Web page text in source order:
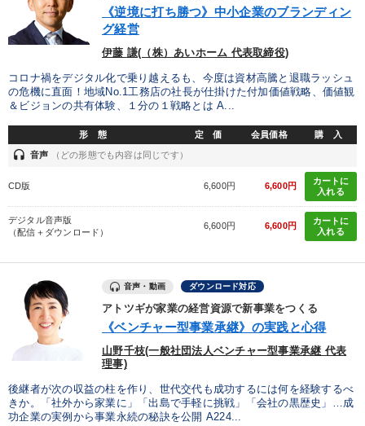
《逆境に打ち勝つ》中小企業のブランディン
グ経営
伊藤 謙(（株）あいホーム 代表取締役)
コロナ禍をデジタル化で乗り越えるも、今度は資材高騰と退職ラッシュ
の危機に直面！地域No.1工務店の社長が仕掛けた付加価値戦略、価値観
＆ビジョンの共有体験、１分の１戦略とは A...
形 態 定 価 会員価格 購 入
headset 音声 （どの形態でも内容は同じです）
CD版 6,600円 6,600円
カートに
入れる
デジタル音声版
（配信＋ダウンロード）
6,600円 6,600円
カートに
入れる
音声・動画 ダウンロード対応
アトツギが家業の経営資源で新事業をつくる
《ベンチャー型事業承継》の実践と心得
山野千枝(一般社団法人ベンチャー型事業承継 代表
理事)
後継者が次の収益の柱を作り、世代交代も成功するには何を経験するべ
きか。「社外から家業に」「出島で手軽に挑戦」「会社の黒歴史」…成
功企業の実例から事業永続の秘訣を公開 A224...